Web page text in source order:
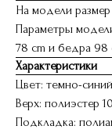
На модели размер
Параметры
78 cm и бедра 98
Характеристики
Цвет: темно-синий
Верх: полиэстер
Подкладка: